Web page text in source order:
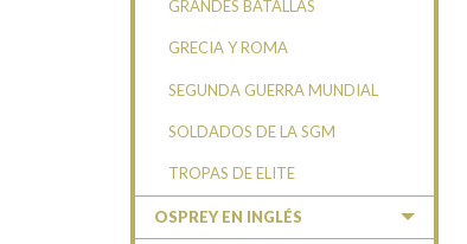
GRANDES BATALLAS
GRECIA Y ROMA
SEGUNDA GUERRA MUNDIAL
SOLDADOS DE LA SGM
TROPAS DE ELITE
OSPREY EN INGLÉS